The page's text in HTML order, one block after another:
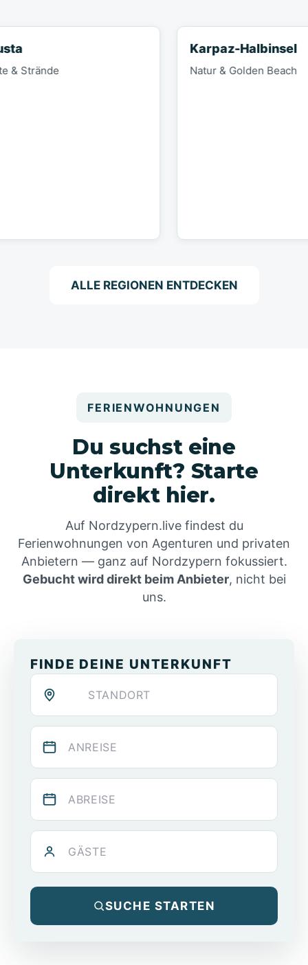
Karpaz-Halbinsel
Natur & Golden Beach
ALLE REGIONEN ENTDECKEN
FERIENWOHNUNGEN
Du suchst eine
Unterkunft? Starte
direkt hier.
Auf Nordzypern.live findest du
Ferienwohnungen von Agenturen und privaten
Anbietern — ganz auf Nordzypern fokussiert.
Gebucht wird direkt beim Anbieter, nicht bei
uns.
FINDE DEINE UNTERKUNFT
SUCHE STARTEN